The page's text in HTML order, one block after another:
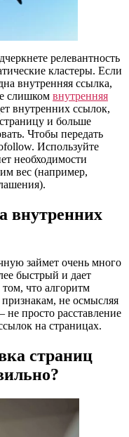
релевантность
кластеры. Если
внутренняя ссылка,
слишком внутренняя
внутренних ссылок,
и больше
Чтобы передать
Используйте
необходимости
вес (например,
внутренних
займет очень много
быстрый и дает
что алгоритм
не осмысляя
просто расставление
на страницах.
страниц